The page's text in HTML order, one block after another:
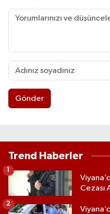
Gönder
Trend Haberler
Cezası
1
2